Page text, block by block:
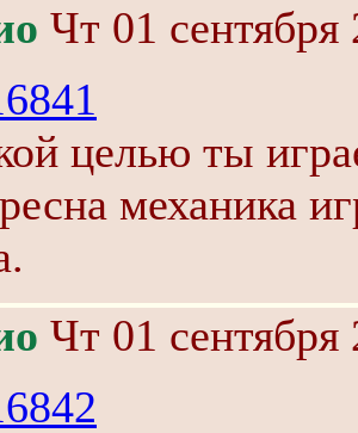
Чт 01
целью ты
механика
Чт 01